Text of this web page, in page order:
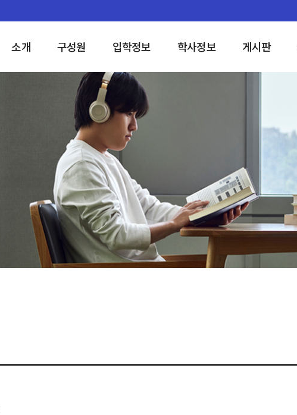
소개 구성원 입학정보 학사정보 게시판